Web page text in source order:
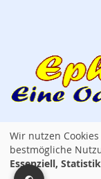
Ephra
Copyright © 2014 -
Wir nutzen
bestmögliche
Essenziell,